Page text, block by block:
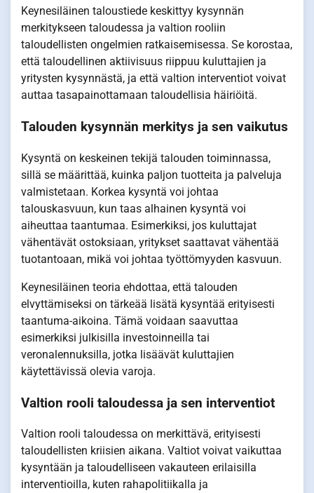
Keynesiläinen taloustiede keskittyy kysynnän
merkitykseen taloudessa ja valtion rooliin
taloudellisten ongelmien ratkaisemisessa. Se korostaa,
että taloudellinen aktiivisuus riippuu kuluttajien ja
yritysten kysynnästä, ja että valtion interventiot voivat
auttaa tasapainottamaan taloudellisia häiriöitä.
Talouden kysynnän merkitys ja sen vaikutus
Kysyntä on keskeinen tekijä talouden toiminnassa,
sillä se määrittää, kuinka paljon tuotteita ja palveluja
valmistetaan. Korkea kysyntä voi johtaa
talouskasvuun, kun taas alhainen kysyntä voi
aiheuttaa taantumaa. Esimerkiksi, jos kuluttajat
vähentävät ostoksiaan, yritykset saattavat vähentää
tuotantoaan, mikä voi johtaa työttömyyden kasvuun.
Keynesiläinen teoria ehdottaa, että talouden
elvyttämiseksi on tärkeää lisätä kysyntää erityisesti
taantuma-aikoina. Tämä voidaan saavuttaa
esimerkiksi julkisilla investoinneilla tai
veronalennuksilla, jotka lisäävät kuluttajien
käytettävissä olevia varoja.
Valtion rooli taloudessa ja sen interventiot
Valtion rooli taloudessa on merkittävä, erityisesti
taloudellisten kriisien aikana. Valtiot voivat vaikuttaa
kysyntään ja taloudelliseen vakauteen erilaisilla
interventioilla, kuten rahapolitiikalla ja